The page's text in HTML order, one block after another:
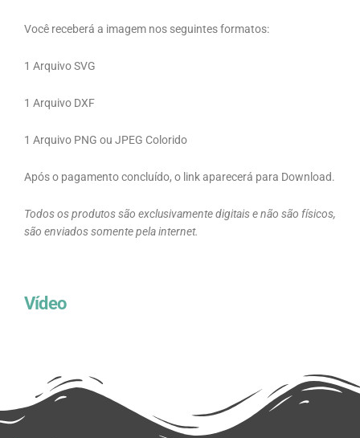
Você receberá a imagem nos seguintes formatos:
1 Arquivo SVG
1 Arquivo DXF
1 Arquivo PNG ou JPEG Colorido
Após o pagamento concluído, o link aparecerá para Download.
Todos os produtos são exclusivamente digitais e não são físicos,
são enviados somente pela internet.
Vídeo